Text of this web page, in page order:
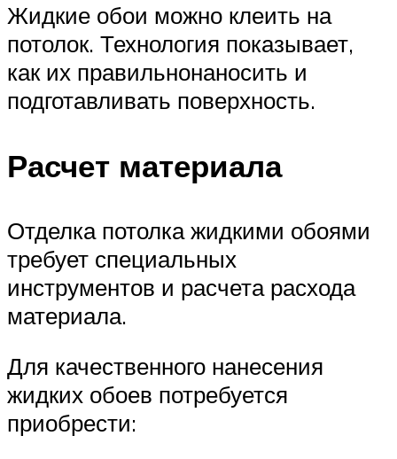
Жидкие обои можно клеить на
потолок. Технология показывает,
как их правильнонаносить и
подготавливать поверхность.
Расчет материала
Отделка потолка жидкими обоями
требует специальных
инструментов и расчета расхода
материала.
Для качественного нанесения
жидких обоев потребуется
приобрести: